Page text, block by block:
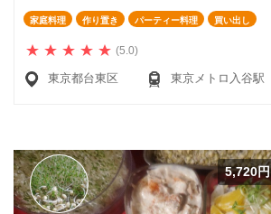
家庭料理 作り置き パーティー料理 買い出し
(5.0)
東京都台東区 東京メトロ入谷駅
5,720円